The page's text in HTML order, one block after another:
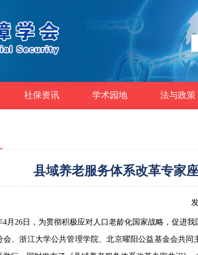
社保资讯 学术园地 法与政策
县域养老服务体系改革专家
4月26日，为贯彻积极应对人口老龄化国家战略，促进
会、浙江大学公共管理学院、北京曜阳公益基金会共